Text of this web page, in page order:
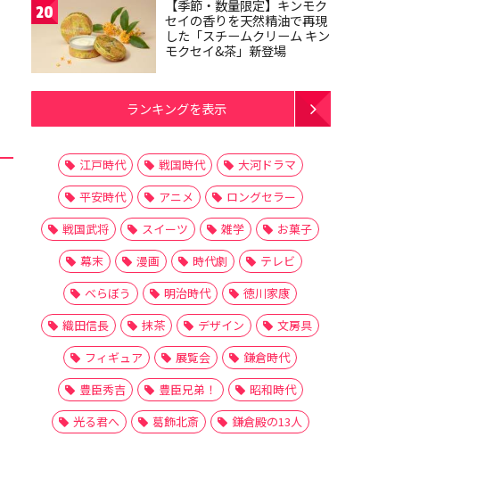
20
【季節・数量限定】キンモク
セイの香りを天然精油で再現
した「スチームクリーム キン
モクセイ&茶」新登場
ランキングを表示
江戸時代 戦国時代
大河ドラマ
平安時代
アニメ
ロングセラー
戦国武将
スイーツ 雑学
お菓子
幕末
漫画 時代劇
テレビ
べらぼう
明治時代
徳川家康
織田信長
抹茶 デザイン
文房具
フィギュア
展覧会
鎌倉時代
豊臣秀吉
豊臣兄弟！
昭和時代
光る君へ
葛飾北斎 鎌倉殿の13人